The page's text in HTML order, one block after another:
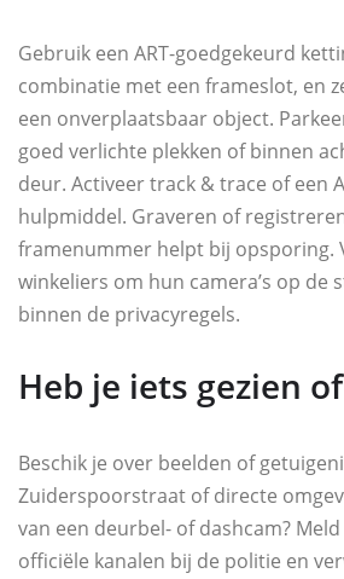
Gebruik een ART-goedgekeurd
combinatie met een frameslot, en
een onverplaatsbaar object.
goed verlichte plekken of binnen
deur. Activeer track & trace of een
hulpmiddel. Graveren of
framenummer helpt bij opsporing.
winkeliers om hun camera’s op de
binnen de privacyregels.
Heb je iets gezien
Beschik je over beelden of
Zuiderspoorstraat of directe
van een deurbel- of dashcam?
officiële kanalen bij de politie en